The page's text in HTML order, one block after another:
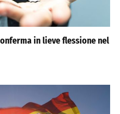
in lieve flessione nel